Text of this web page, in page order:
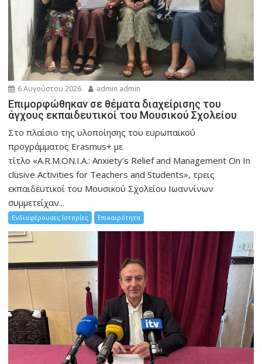
6 Αυγούστου 2026 admin admin
Eπιμορφώθηκαν σε θέματα διαχείρισης του
άγχους εκπαιδευτικοί του Μουσικού Σχολείου
Στο πλαίσιο της υλοποίησης του ευρωπαϊκού
προγράμματος Erasmus+ με
τίτλο «A.R.M.ON.I.A.: Anxiety’s Relief and Management On In
clusive Activities for Teachers and Students», τρεις
εκπαιδευτικοί του Μουσικού Σχολείου Ιωαννίνων
συμμετείχαν...
Ενδιαφέρουσες Ιστορίες Επικαιρότητα